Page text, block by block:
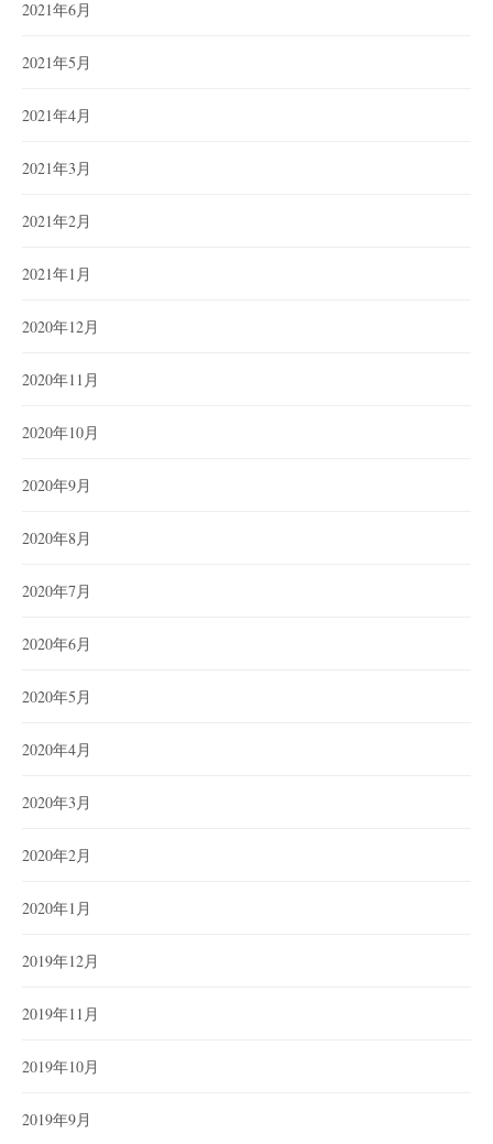
2021年6月
2021年5月
2021年4月
2021年3月
2021年2月
2021年1月
2020年12月
2020年11月
2020年10月
2020年9月
2020年8月
2020年7月
2020年6月
2020年5月
2020年4月
2020年3月
2020年2月
2020年1月
2019年12月
2019年11月
2019年10月
2019年9月